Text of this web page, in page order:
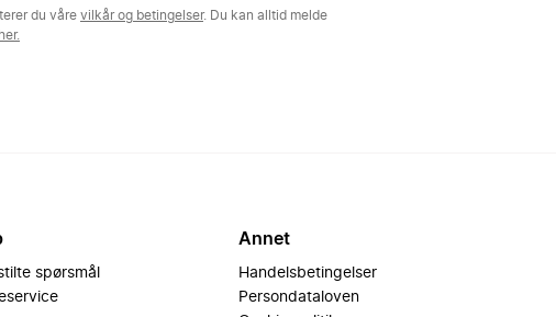
du våre vilkår og betingelser. Du kan alltid melde
her.
spørsmål
Annet
Handelsbetingelser
Persondataloven